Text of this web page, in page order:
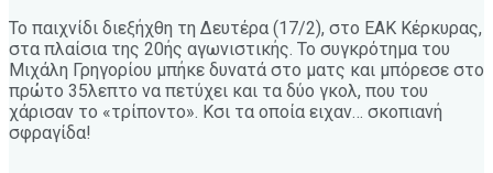
Το παιχνίδι διεξήχθη τη Δευτέρα (17/2), στο ΕΑΚ Κέρκυρας,
στα πλαίσια της 20ής αγωνιστικής. Το συγκρότημα του
Μιχάλη Γρηγορίου μπήκε δυνατά στο ματς και μπόρεσε στο
πρώτο 35λεπτο να πετύχει και τα δύο γκολ, που του
χάρισαν το «τρίποντο». Κσι τα οποία ειχαν… σκοπιανή
σφραγίδα!